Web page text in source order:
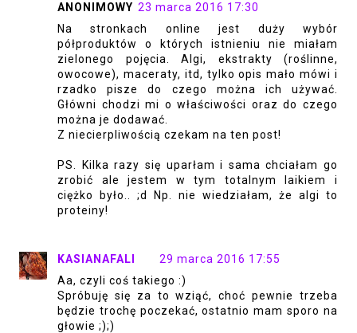
ANONIMOWY 23 marca 2016 17:30
Na stronkach online jest duży wybór
półproduktów o których istnieniu nie miałam
zielonego pojęcia. Algi, ekstrakty (roślinne,
owocowe), maceraty, itd, tylko opis mało mówi i
rzadko pisze do czego można ich używać.
Główni chodzi mi o właściwości oraz do czego
można je dodawać.
Z niecierpliwością czekam na ten post!
PS. Kilka razy się uparłam i sama chciałam go
zrobić ale jestem w tym totalnym laikiem i
ciężko było.. ;d Np. nie wiedziałam, że algi to
proteiny!
KASIANAFALI
29 marca 2016 17:55
Aa, czyli coś takiego :)
Spróbuję się za to wziąć, choć pewnie trzeba
będzie trochę poczekać, ostatnio mam sporo na
głowie ;);)